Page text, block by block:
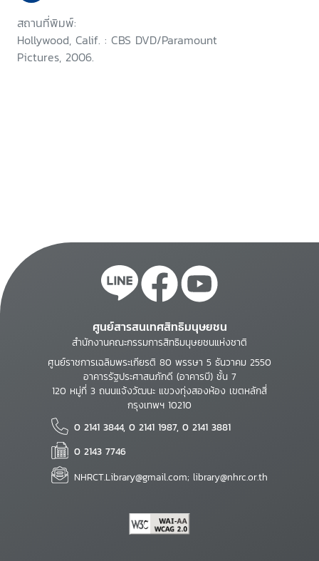
สถานที่พิมพ์:
Hollywood, Calif. : CBS DVD/Paramount
Pictures, 2006.
ศูนย์สารสนเทศสิทธิมนุษยชน
สำนักงานคณะกรรมการสิทธิมนุษยชนแห่งชาติ
ศูนย์ราชการเฉลิมพระเกียรติ 80 พรรษา 5 ธันวาคม 2550
อาคารรัฐประศาสนภักดี (อาคารบี) ชั้น 7
120 หมู่ที่ 3 ถนนแจ้งวัฒนะ แขวงทุ่งสองห้อง เขตหลักสี่
กรุงเทพฯ 10210
0 2141 3844, 0 2141 1987, 0 2141 3881
0 2143 7746
NHRCT.Library@gmail.com; library@nhrc.or.th